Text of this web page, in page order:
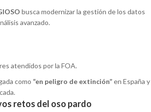
busca modernizar la gestión de los datos
avanzado.
atendidos por la FOA.
como “en peligro de extinción”en España y
retos del oso pardo